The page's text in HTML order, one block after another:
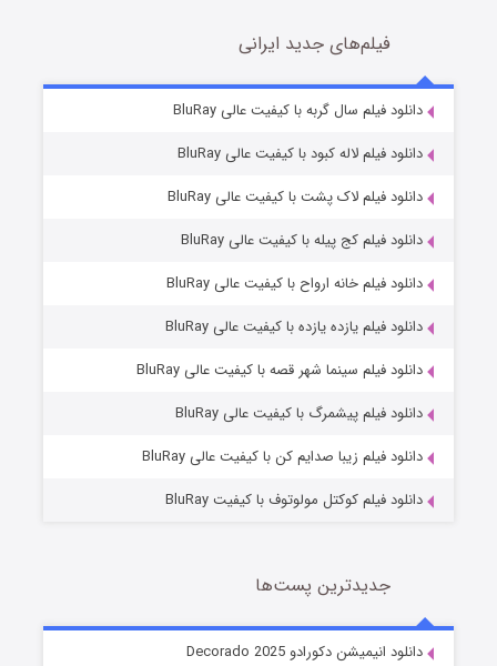
قسمت7 (زیرنویس) منتشر شد
خاندان اژدها فصل ۳
فیلم‌های جدید ایرانی
دانلود فیلم سال گربه با کیفیت عالی BluRay
دانلود فیلم لاله کبود با کیفیت عالی BluRay
دانلود فیلم لاک پشت با کیفیت عالی BluRay
دانلود فیلم کج‌ پیله با کیفیت عالی BluRay
دانلود فیلم خانه ارواح با کیفیت عالی BluRay
دانلود فیلم یازده یازده با کیفیت عالی BluRay
دانلود فیلم سینما شهر قصه با کیفیت عالی BluRay
دانلود فیلم پیشمرگ با کیفیت عالی BluRay
دانلود فیلم زیبا صدایم کن با کیفیت عالی BluRay
دانلود فیلم کوکتل مولوتوف با کیفیت BluRay
جدیدترین پست‌ها
دانلود انیمیشن دکورادو Decorado 2025